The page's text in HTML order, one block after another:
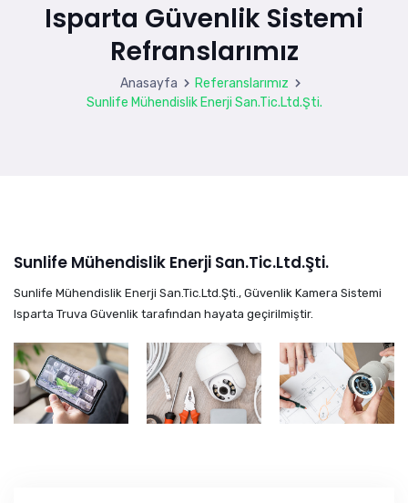
Isparta Güvenlik Sistemi
Refranslarımız
Anasayfa
Referanslarımız
Sunlife Mühendislik Enerji San.Tic.Ltd.Şti.
Sunlife Mühendislik Enerji San.Tic.Ltd.Şti.
Sunlife Mühendislik Enerji San.Tic.Ltd.Şti., Güvenlik Kamera Sistemi
Isparta Truva Güvenlik tarafından hayata geçirilmiştir.